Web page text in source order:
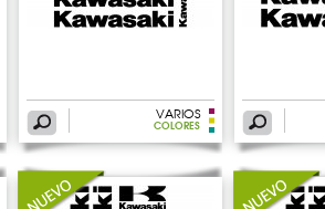
VARIOS
COLORES